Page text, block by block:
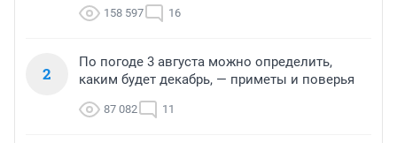
158 597 16
2
По погоде 3 августа можно определить,
каким будет декабрь, — приметы и поверья
87 082 11